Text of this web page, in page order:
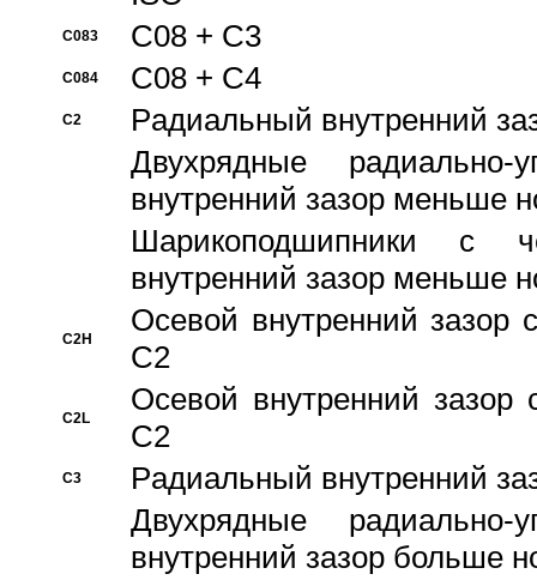
C083 C08 + C3
C084 C08 + C4
C2
Pадиальный внутренний
Двухрядные радиально-
внутренний зазор меньше
Шарикоподшипники с
внутренний зазор меньше
C2H
Осевой внутренний зазор
C2
C2L
Осевой внутренний зазор
C2
C3
Pадиальный внутренний
Двухрядные радиально-
внутренний зазор больше